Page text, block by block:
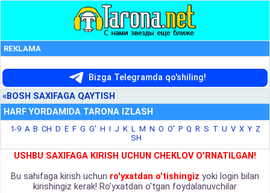
REKLAMA
Bizga Telegramda qo'shiling!
«BOSH SAXIFAGA QAYTISH
HARF YORDAMIDA TARONA IZLASH
1-9 A B CH D E F G G' H I J K L M N O O' P Q R S T U V X Y Z
SH
USHBU SAXIFAGA KIRISH UCHUN CHEKLOV O'RNATILGAN!
Bu sahifaga kirish uchun ro'yxatdan o'tishingiz yoki login bilan
kirishingiz kerak! Ro'yxatdan o'tgan foydalanuvchilar